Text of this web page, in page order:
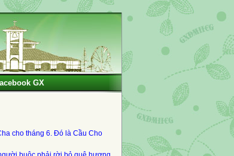
GX
cho tháng 6. Đó là Cầu Cho